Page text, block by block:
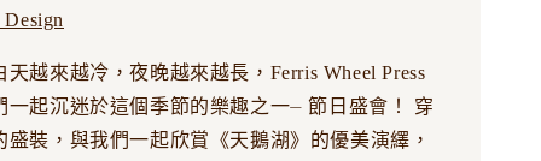
天越來越冷，夜晚越來越長，Ferris Wheel Press
一起沉迷於這個季節的樂趣之一⏤ 節日盛會！ 穿
盛裝，與我們一起欣賞《天鵝湖》的優美演繹，